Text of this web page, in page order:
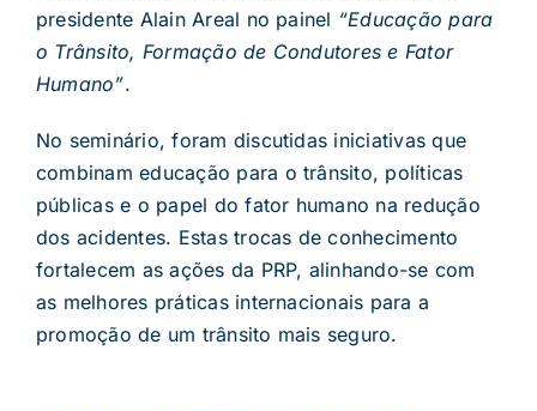
presidente Alain Areal no painel “Educação para
o Trânsito, Formação de Condutores e Fator
Humano”.
No seminário, foram discutidas iniciativas que
combinam educação para o trânsito, políticas
públicas e o papel do fator humano na redução
dos acidentes. Estas trocas de conhecimento
fortalecem as ações da PRP, alinhando-se com
as melhores práticas internacionais para a
promoção de um trânsito mais seguro.